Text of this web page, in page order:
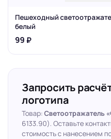
Пешеходный
белый
99 ₽
Запросить
логотипа
Товар: Светоотражатель
6133.90). Оставьте
стоимость с нанесением